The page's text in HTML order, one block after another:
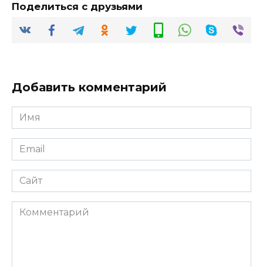
Поделиться с друзьями
Добавить комментарий
Имя
*
Email
*
Сайт
Комментарий